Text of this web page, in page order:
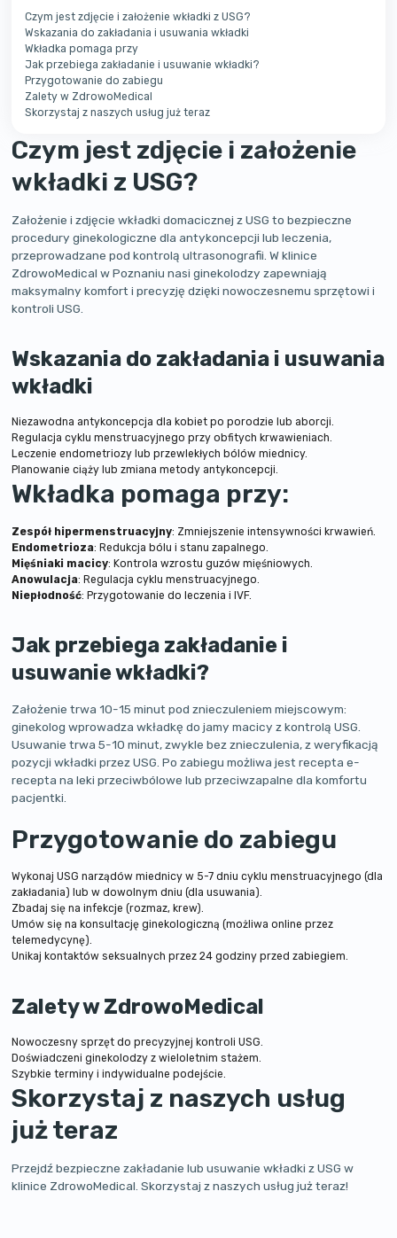
Czym jest zdjęcie i założenie
wkładki z USG?
Założenie i zdjęcie wkładki domacicznej z USG to bezpieczne
procedury ginekologiczne dla antykoncepcji lub leczenia,
przeprowadzane pod kontrolą ultrasonografii. W klinice
ZdrowoMedical w Poznaniu nasi ginekolodzy zapewniają
maksymalny komfort i precyzję dzięki nowoczesnemu sprzętowi i
kontroli USG.
Wskazania do zakładania i usuwania
wkładki
Niezawodna antykoncepcja dla kobiet po porodzie lub aborcji.
Regulacja cyklu menstruacyjnego przy obfitych krwawieniach.
Leczenie endometriozy lub przewlekłych bólów miednicy.
Planowanie ciąży lub zmiana metody antykoncepcji.
Wkładka pomaga przy:
Zespół hipermenstruacyjny: Zmniejszenie intensywności krwawień.
Endometrioza: Redukcja bólu i stanu zapalnego.
Mięśniaki macicy: Kontrola wzrostu guzów mięśniowych.
Anowulacja: Regulacja cyklu menstruacyjnego.
Niepłodność: Przygotowanie do leczenia i IVF.
Jak przebiega zakładanie i
usuwanie wkładki?
Założenie trwa 10-15 minut pod znieczuleniem miejscowym:
ginekolog wprowadza wkładkę do jamy macicy z kontrolą USG.
Usuwanie trwa 5-10 minut, zwykle bez znieczulenia, z weryfikacją
pozycji wkładki przez USG. Po zabiegu możliwa jest recepta e-
recepta na leki przeciwbólowe lub przeciwzapalne dla komfortu
pacjentki.
Przygotowanie do zabiegu
Wykonaj USG narządów miednicy w 5-7 dniu cyklu menstruacyjnego (dla
zakładania) lub w dowolnym dniu (dla usuwania).
Zbadaj się na infekcje (rozmaz, krew).
Umów się na konsultację ginekologiczną (możliwa online przez
telemedycynę).
Unikaj kontaktów seksualnych przez 24 godziny przed zabiegiem.
Zalety w ZdrowoMedical
Nowoczesny sprzęt do precyzyjnej kontroli USG.
Doświadczeni ginekolodzy z wieloletnim stażem.
Szybkie terminy i indywidualne podejście.
Skorzystaj z naszych usług
już teraz
Przejdź bezpieczne zakładanie lub usuwanie wkładki z USG w
klinice ZdrowoMedical. Skorzystaj z naszych usług już teraz!
Czym jest zdjęcie i założenie wkładki z USG?
Wskazania do zakładania i usuwania wkładki
Wkładka pomaga przy
Jak przebiega zakładanie i usuwanie wkładki?
Przygotowanie do zabiegu
Zalety w ZdrowoMedical
Skorzystaj z naszych usług już teraz